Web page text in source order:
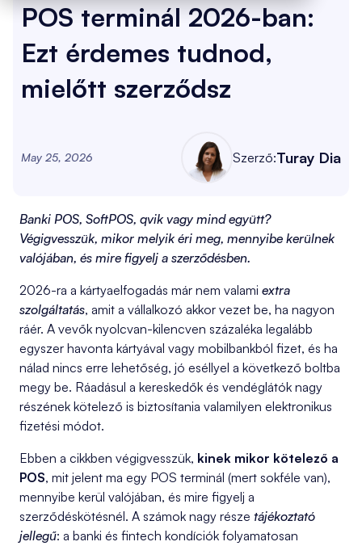
POS terminál 2026-ban:
Ezt érdemes tudnod,
mielőtt szerződsz
May 25, 2026 Szerző:Turay Dia
Banki POS, SoftPOS, qvik vagy mind együtt?
Végigvesszük, mikor melyik éri meg, mennyibe kerülnek
valójában, és mire figyelj a szerződésben.
2026-ra a kártyaelfogadás már nem valami extra
szolgáltatás, amit a vállalkozó akkor vezet be, ha nagyon
ráér. A vevők nyolcvan-kilencven százaléka legalább
egyszer havonta kártyával vagy mobilbankból fizet, és ha
nálad nincs erre lehetőség, jó eséllyel a következő boltba
megy be. Ráadásul a kereskedők és vendéglátók nagy
részének kötelező is biztosítania valamilyen elektronikus
fizetési módot.
Ebben a cikkben végigvesszük, kinek mikor kötelező a
POS, mit jelent ma egy POS terminál (mert sokféle van),
mennyibe kerül valójában, és mire figyelj a
szerződéskötésnél. A számok nagy része tájékoztató
jellegű: a banki és fintech kondíciók folyamatosan